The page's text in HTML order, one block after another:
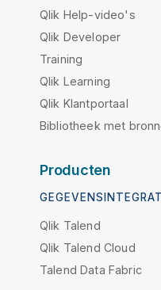
Qlik Help-video's
Qlik Developer
Training
Qlik Learning
Qlik Klantportaal
Bibliotheek met
Producten
Qlik Talend
Qlik Talend Cloud
Talend Data Fabric